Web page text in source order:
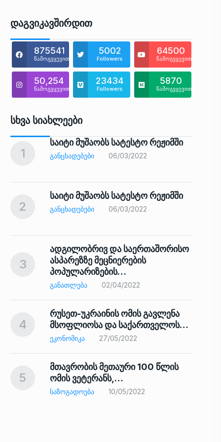
Დაგვიკავშირდით
875541
წამოგვყევით
5002
Followers
64500
წამოგვყევით
50,254
წამოგვყევით
23434
Followers
5870
წამოგვყევით
Სხვა Სიახლეები
1
საიტი მუშაობს სატესტო რეჟიმში
ᲒᲐᲜᲪᲮᲐᲓᲔᲑᲔᲑᲘ 06/03/2022
2
საიტი მუშაობს სატესტო რეჟიმში
ᲒᲐᲜᲪᲮᲐᲓᲔᲑᲔᲑᲘ 06/03/2022
3
ადგილობრივ და საერთაშორისო
ასპარეზზე მეცნიერების
პოპულარიზების…
ᲒᲐᲜᲐᲗᲚᲔᲑᲐ 02/04/2022
4
რუსეთ-უკრაინის ომის გავლენა
მსოფლიოსა და საქართველოს…
ᲔᲙᲝᲜᲝᲛᲘᲙᲐ 27/05/2022
5
მთავრობის მეთაური 100 წლის
ომის ვეტერანს,…
ᲡᲐᲖᲝᲒᲐᲓᲝᲔᲑᲐ 10/05/2022